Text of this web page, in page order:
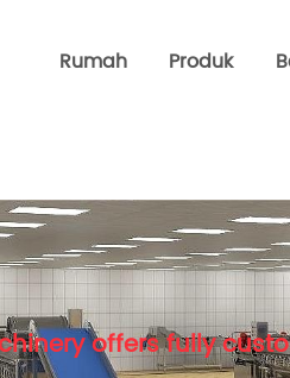
Rumah Produk
offers fully